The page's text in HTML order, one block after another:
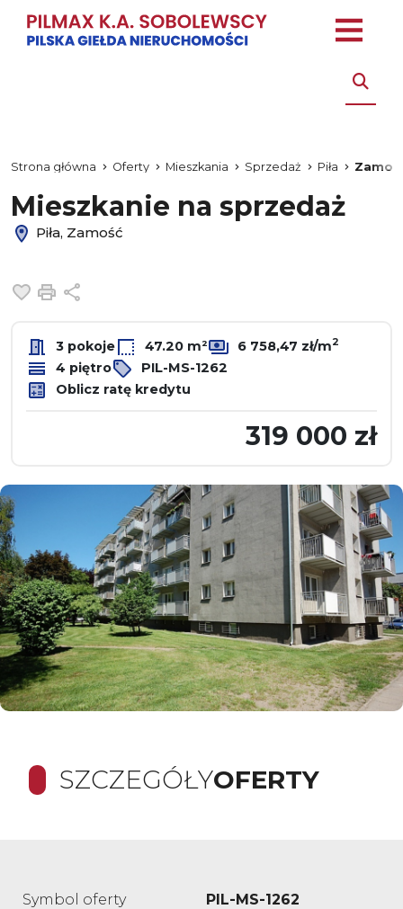
Strona główna Oferty Mieszkania Sprzedaż Piła
Mieszkanie na sprzedaż
Piła, Zamość
Dodaj do ulubionych
Drukuj
3 pokoje 47.20 m² 6 758,47 zł/m2
4 piętro
PIL-MS-1262
Oblicz ratę kredytu
319 000 zł
SZCZEGÓŁYOFERTY
Symbol oferty
PIL-MS-1262